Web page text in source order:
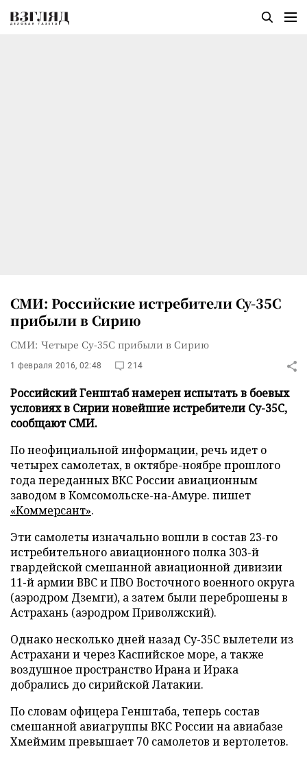
СМИ: Российские истребители Су-35С
прибыли в Сирию
СМИ: Четыре Су-35С прибыли в Сирию
1 февраля 2016, 02:48 214
Российский Генштаб намерен испытать в боевых
условиях в Сирии новейшие истребители Су-35С,
сообщают СМИ.
По неофициальной информации, речь идет о
четырех самолетах, в октябре-ноябре прошлого
года переданных ВКС России авиационным
заводом в Комсомольске-на-Амуре. пишет
«Коммерсант».
Эти самолеты изначально вошли в состав 23-го
истребительного авиационного полка 303-й
гвардейской смешанной авиационной дивизии
11-й армии ВВС и ПВО Восточного военного округа
(аэродром Дземги), а затем были переброшены в
Астрахань (аэродром Приволжский).
Однако несколько дней назад Су-35C вылетели из
Астрахани и через Каспийское море, а также
воздушное пространство Ирана и Ирака
добрались до сирийской Латакии.
По словам офицера Генштаба, теперь состав
смешанной авиагруппы ВКС России на авиабазе
Хмеймим превышает 70 самолетов и вертолетов.